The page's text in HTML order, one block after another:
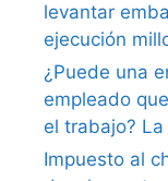
levantar
ejecución
¿Puede una
empleado
el trabajo?
Impuesto al